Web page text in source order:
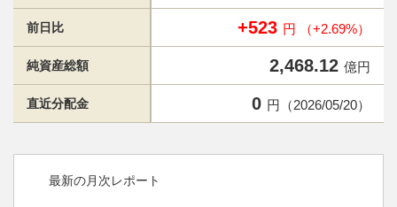
前日比 +523 円 （+2.69%）
純資産総額 2,468.12 億円
直近分配金 0 円（2026/05/20）
最新の月次レポート